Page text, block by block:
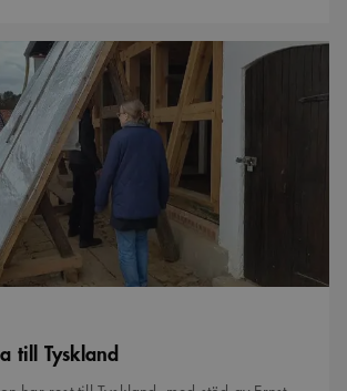
till Tyskland